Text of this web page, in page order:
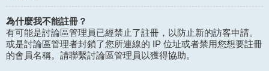
為什麼我不能註冊？
有可能是討論區管理員已經禁止了註冊，以防止新的訪客申請。
或是討論區管理者封鎖了您所連線的 IP 位址或者禁用您想要註冊
的會員名稱。請聯繫討論區管理員以獲得協助。